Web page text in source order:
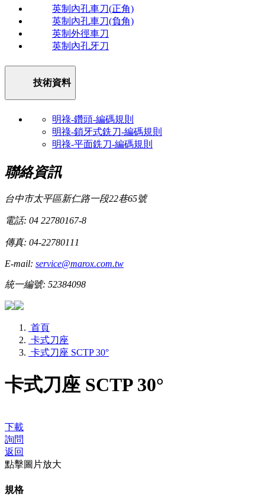
英制內孔車刀(正角)
英制內孔車刀(負角)
英制外徑車刀
英制內孔牙刀
技術資料
明祿-鑽頭-編碼規則
明祿-鎖牙式銑刀-編碼規則
明祿-平面銑刀-編碼規則
聯絡資訊
台中市太平區新仁路一段22巷65號
電話: 04 22780167-8
傳真: 04-22780111
E-mail: service@marox.com.tw
統一編號: 52384098
首頁
卡式刀座
卡式刀座 SCTP 30°
卡式刀座 SCTP 30°
下載
詢問
返回
點擊圖片放大
規格